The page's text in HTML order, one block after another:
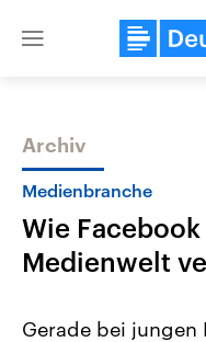
Close
Themen
Archiv
Medienbranche
Wie
Medienwelt
Gerade bei